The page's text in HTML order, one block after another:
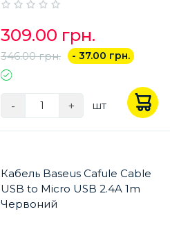
309.00 грн.
346.00 грн. - 37.00 грн.
- + шт
Кабель Baseus Cafule Cable
USB to Micro USB 2.4A 1m
Червоний